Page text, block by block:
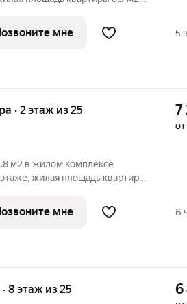
одну сторону, 1
мне 5
· 2 этаж из 25
м2 в жилом комплексе
жилая площадь квартиры
7
мне 6
8 этаж из 25 6